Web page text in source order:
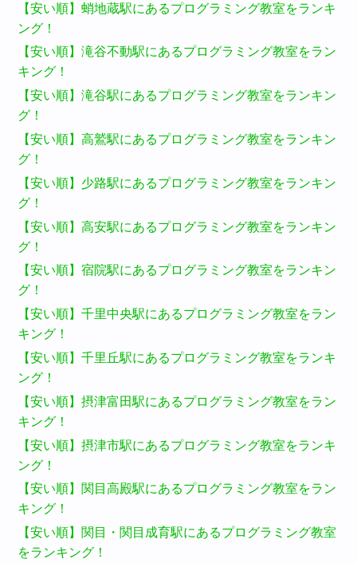
【安い順】蛸地蔵駅にあるプログラミング教室をランキ
ング！
【安い順】滝谷不動駅にあるプログラミング教室をラン
キング！
【安い順】滝谷駅にあるプログラミング教室をランキン
グ！
【安い順】高鷲駅にあるプログラミング教室をランキン
グ！
【安い順】少路駅にあるプログラミング教室をランキン
グ！
【安い順】高安駅にあるプログラミング教室をランキン
グ！
【安い順】宿院駅にあるプログラミング教室をランキン
グ！
【安い順】千里中央駅にあるプログラミング教室をラン
キング！
【安い順】千里丘駅にあるプログラミング教室をランキ
ング！
【安い順】摂津富田駅にあるプログラミング教室をラン
キング！
【安い順】摂津市駅にあるプログラミング教室をランキ
ング！
【安い順】関目高殿駅にあるプログラミング教室をラン
キング！
【安い順】関目・関目成育駅にあるプログラミング教室
をランキング！